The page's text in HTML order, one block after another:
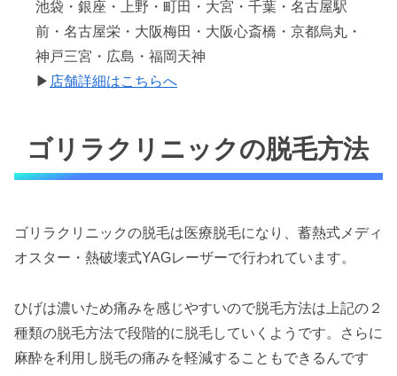
池袋・銀座・上野・町田・大宮・千葉・名古屋駅
前・名古屋栄・大阪梅田・大阪心斎橋・京都烏丸・
神戸三宮・広島・福岡天神
▶ 店舗詳細はこちらへ
ゴリラクリニックの脱毛方法
ゴリラクリニックの脱毛は医療脱毛になり、蓄熱式メディ
オスター・熱破壊式YAGレーザーで行われています。
ひげは濃いため痛みを感じやすいので脱毛方法は上記の２
種類の脱毛方法で段階的に脱毛していくようです。さらに
麻酔を利用し脱毛の痛みを軽減することもできるんです